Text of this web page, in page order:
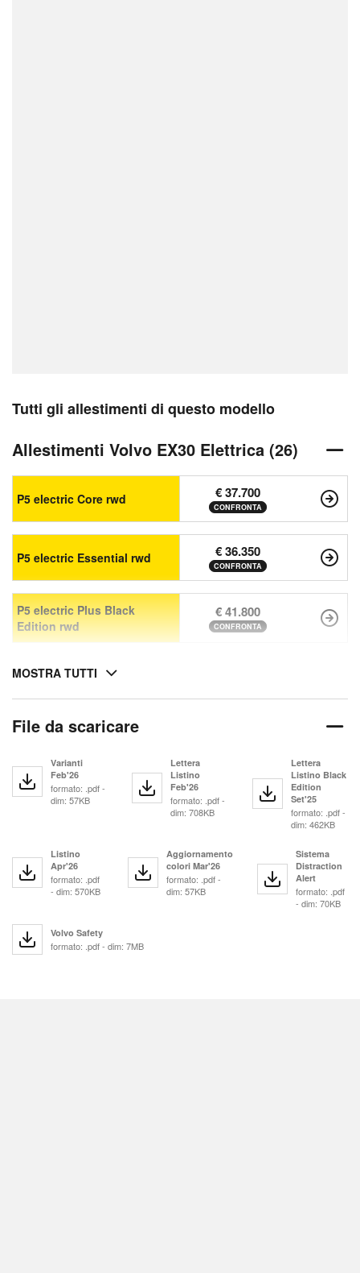
Tutti gli allestimenti di questo modello
Allestimenti Volvo EX30 Elettrica (26)
P5 electric Core rwd € 37.700
CONFRONTA
P5 electric Essential rwd € 36.350
CONFRONTA
P5 electric Plus Black
Edition rwd
€ 41.800
CONFRONTA
MOSTRA TUTTI
File da scaricare
Varianti
Feb'26
formato: .pdf -
dim: 57KB
Lettera
Listino
Feb'26
formato: .pdf -
dim: 708KB
Lettera
Listino Black
Edition
Set'25
formato: .pdf -
dim: 462KB
Listino
Apr'26
formato: .pdf
- dim: 570KB
Aggiornamento
colori Mar'26
formato: .pdf -
dim: 57KB
Sistema
Distraction
Alert
formato: .pdf
- dim: 70KB
Volvo Safety
formato: .pdf - dim: 7MB